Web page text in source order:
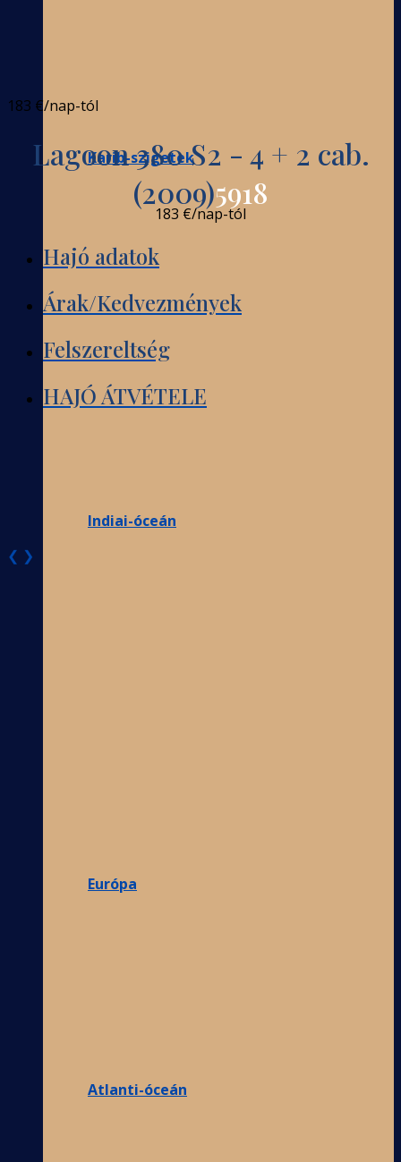
Karib-szigetek
Indiai-óceán
Európa
Atlanti-óceán
183 €/nap-tól
Lagoon 380 S2 - 4 + 2 cab.
(2009)5918
183 €/nap-tól
Hajó adatok
Árak/Kedvezmények
Felszereltség
HAJÓ ÁTVÉTELE
❮ ❯